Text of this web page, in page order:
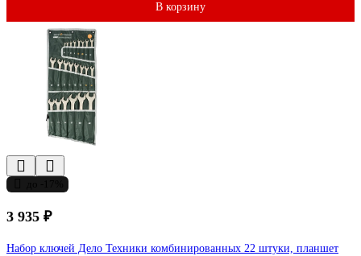
В корзину
3 935 ₽
Набор ключей Дело Техники комбинированных 22 штуки, планшет